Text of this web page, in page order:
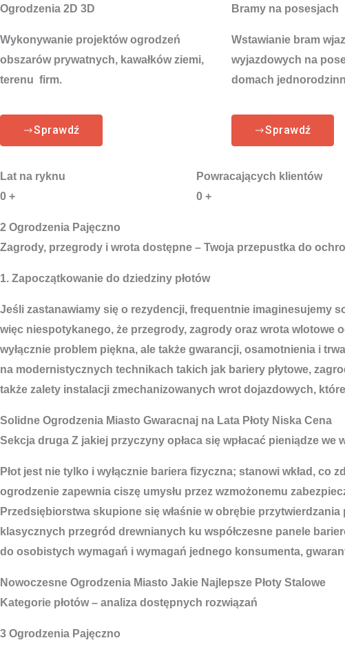
Ogrodzenia 2D 3D
Wykonywanie projektów ogrodzeń
obszarów prywatnych, kawałków ziemi,
terenu firm.
Sprawdź
Bramy na posesjach
Wstawianie bram
wyjazdowych na
domach
Sprawdź
Lat na ryknu
0 +
Powracających klientów
0 +
2 Ogrodzenia Pajęczno
Zagrody, przegrody i wrota dostępne – Twoja przepustka do
1. Zapoczątkowanie do dziedziny płotów
Jeśli zastanawiamy się o rezydencji, frequentnie imaginesujemy
więc niespotykanego, że przegrody, zagrody oraz wrota wlotowe
wyłącznie problem piękna, ale także gwarancji, osamotnienia i
na modernistycznych technikach takich jak bariery płytowe,
także zalety instalacji zmechanizowanych wrot dojazdowych,
Solidne Ogrodzenia Miasto Gwaracnaj na Lata Płoty Niska Cena
Sekcja druga Z jakiej przyczyny opłaca się wpłacać pieniądze
Płot jest nie tylko i wyłącznie bariera fizyczna; stanowi wkład,
ogrodzenie zapewnia ciszę umysłu przez wzmożonemu
Przedsiębiorstwa skupione się właśnie w obrębie
klasycznych przegród drewnianych ku współczesne panele
do osobistych wymagań i wymagań jednego konsumenta,
Nowoczesne Ogrodzenia Miasto Jakie Najlepsze Płoty Stalowe
Kategorie płotów – analiza dostępnych rozwiązań
3 Ogrodzenia Pajęczno